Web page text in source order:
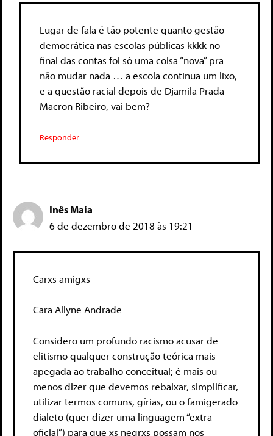
Lugar de fala é tão potente quanto gestão
democrática nas escolas públicas kkkk no
final das contas foi só uma coisa “nova” pra
não mudar nada … a escola continua um lixo,
e a questão racial depois de Djamila Prada
Macron Ribeiro, vai bem?
Responder
Inês Maia
6 de dezembro de 2018 às 19:21
Carxs amigxs
Cara Allyne Andrade
Considero um profundo racismo acusar de
elitismo qualquer construção teórica mais
apegada ao trabalho conceitual; é mais ou
menos dizer que devemos rebaixar, simplificar,
utilizar termos comuns, gírias, ou o famigerado
dialeto (quer dizer uma linguagem “extra-
oficial”) para que xs negrxs possam nos